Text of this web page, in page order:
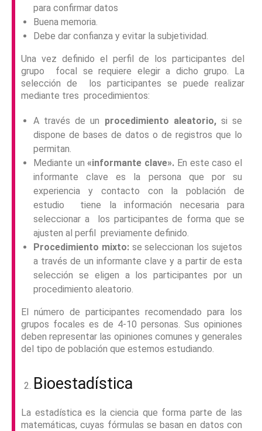
para confirmar datos
Buena memoria.
Debe dar confianza y evitar la subjetividad.
Una vez definido el perfil de los participantes del
grupo focal se requiere elegir a dicho grupo. La
selección de los participantes se puede realizar
mediante tres procedimientos:
A través de un procedimiento aleatorio, si se
dispone de bases de datos o de registros que lo
permitan.
Mediante un«informante clave». En este caso el
informante clave es la persona que por su
experiencia y contacto con la población de
estudio tiene la información necesaria para
seleccionar a los participantes de forma que se
ajusten al perfil previamente definido.
Procedimiento mixto: se seleccionan los sujetos
a través de un informante clave y a partir de esta
selección se eligen a los participantes por un
procedimiento aleatorio.
El número de participantes recomendado para los
grupos focales es de 4-10 personas. Sus opiniones
deben representar las opiniones comunes y generales
del tipo de población que estemos estudiando.
Bioestadística
La estadística es la ciencia que forma parte de las
matemáticas, cuyas fórmulas se basan en datos con